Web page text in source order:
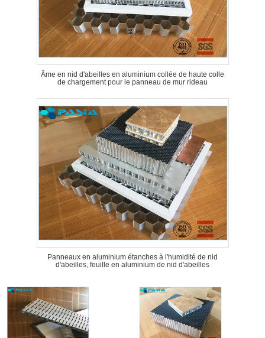
Âme en nid d'abeilles en aluminium collée de haute colle
de chargement pour le panneau de mur rideau
Panneaux en aluminium étanches à l'humidité de nid
d'abeilles, feuille en aluminium de nid d'abeilles